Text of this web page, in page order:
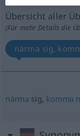
Übersicht aller
(Für mehr Details die
närma sig,
närma sig, komma